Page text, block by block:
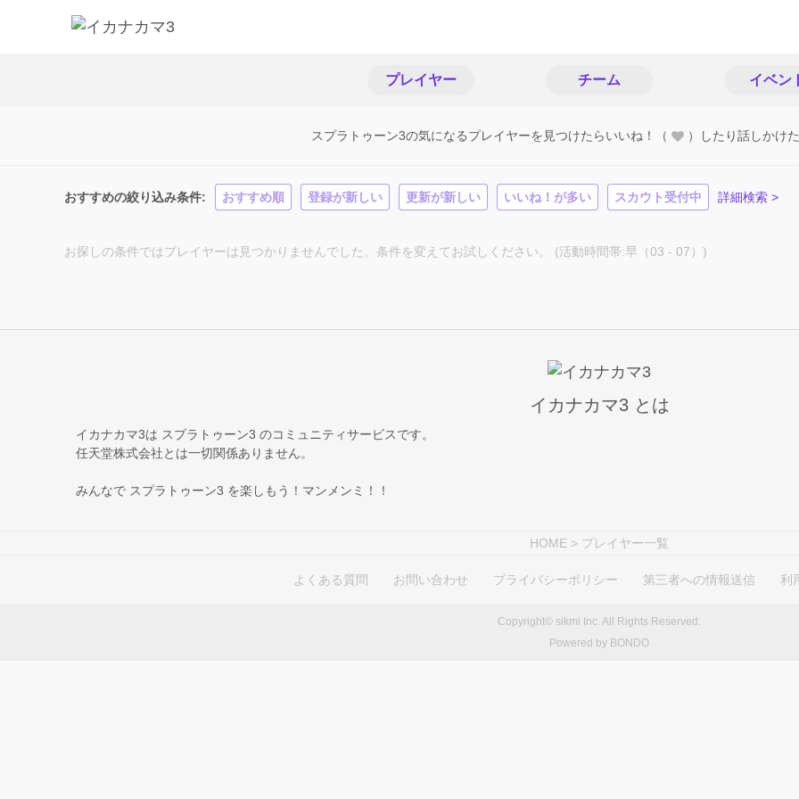
プレイヤー チーム イベン
スプラトゥーン3の気になるプレイヤーを見つけたらいいね！（ ）したり話しかけ
おすすめの絞り込み条件 おすすめ順 登録が新しい 更新が新しい いいね！が多い スカウト受付中 詳細検索 >
お探しの条件ではプレイヤーは見つかりませんでした。条件を変えてお試しください。 (活動時間帯:早（03 - 07）)
イカナカマ3 とは
イカナカマ3は スプラトゥーン3 のコミュニティサービスです。
任天堂株式会社とは一切関係ありません。
みんなで スプラトゥーン3 を楽しもう！マンメンミ！！
HOME > プレイヤー一覧
よくある質問 お問い合わせ プライバシーポリシー 第三者への情報送信 利
Copyright© sikmi Inc. All Rights Reserved.
Powered by BONDO